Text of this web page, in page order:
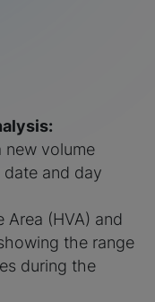
new volume
and day
Area (HVA) and
the range
during the